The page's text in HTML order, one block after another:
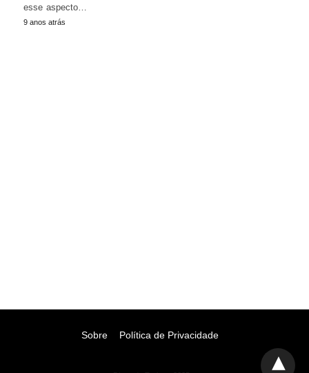
esse aspecto…
9 anos atrás
Sobre Política de Privacidade